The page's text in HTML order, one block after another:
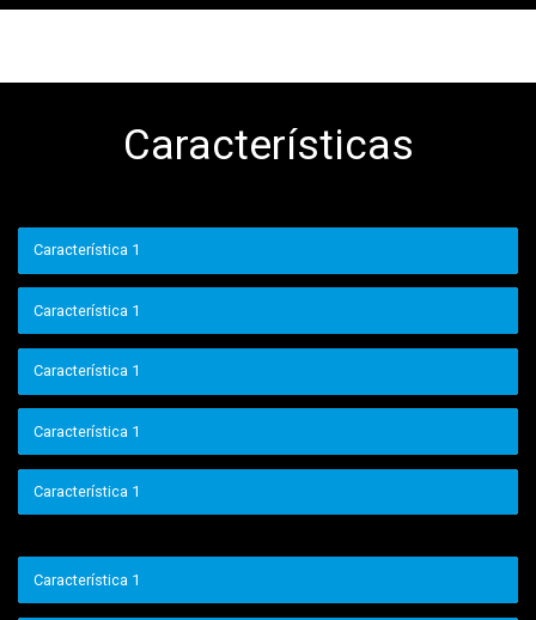
Características
Característica 1
Característica 1
Característica 1
Característica 1
Característica 1
Característica 1